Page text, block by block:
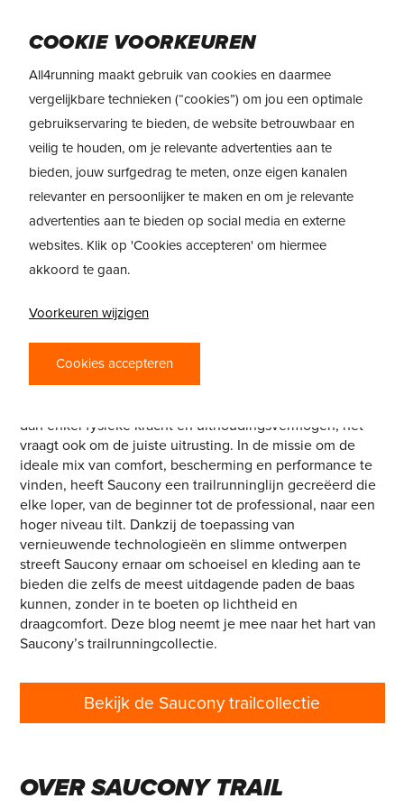
main
content
ONTDEK SAUCONY
TRAIL
dan enkel fysieke kracht en uithoudingsvermogen; het
vraagt ook om de juiste uitrusting. In de missie om de
ideale mix van comfort, bescherming en performance te
vinden, heeft Saucony een trailrunninglijn gecreëerd die
elke loper, van de beginner tot de professional, naar een
hoger niveau tilt. Dankzij de toepassing van
vernieuwende technologieën en slimme ontwerpen
streeft Saucony ernaar om schoeisel en kleding aan te
bieden die zelfs de meest uitdagende paden de baas
kunnen, zonder in te boeten op lichtheid en
draagcomfort. Deze blog neemt je mee naar het hart van
Saucony’s trailrunningcollectie.
Bekijk de Saucony trailcollectie
OVER SAUCONY TRAIL
COOKIE VOORKEUREN
All4running maakt gebruik van cookies en daarmee
vergelijkbare technieken (“cookies”) om jou een optimale
gebruikservaring te bieden, de website betrouwbaar en
veilig te houden, om je relevante advertenties aan te
bieden, jouw surfgedrag te meten, onze eigen kanalen
relevanter en persoonlijker te maken en om je relevante
advertenties aan te bieden op social media en externe
websites. Klik op 'Cookies accepteren' om hiermee
akkoord te gaan.
Voorkeuren wijzigen
Cookies accepteren